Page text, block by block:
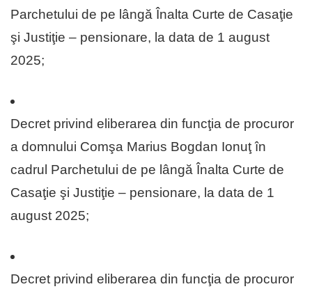
Parchetului de pe lângă Înalta Curte de Casaţie
şi Justiţie – pensionare, la data de 1 august
2025;
Decret privind eliberarea din funcţia de procuror
a domnului Comşa Marius Bogdan Ionuţ în
cadrul Parchetului de pe lângă Înalta Curte de
Casaţie şi Justiţie – pensionare, la data de 1
august 2025;
Decret privind eliberarea din funcţia de procuror